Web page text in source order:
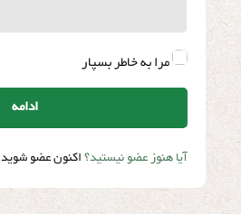
مرا به خاطر بسپار
ادامه
آیا هنوز عضو نیستید؟اکنون عضو شوید